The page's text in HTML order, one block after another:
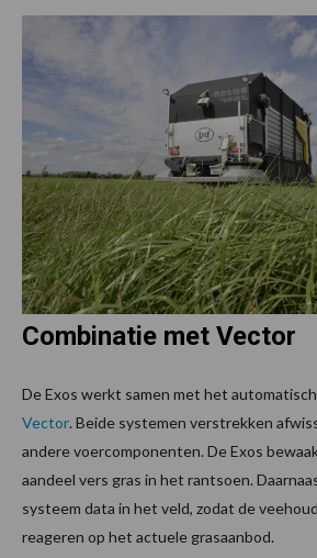
Combinatie met Vector
De Exos werkt samen met het
Vector. Beide systemen verstrekken
andere voercomponenten. De Exos
aandeel vers gras in het rantsoen.
systeem data in het veld, zodat de
reageren op het actuele grasaanbod.